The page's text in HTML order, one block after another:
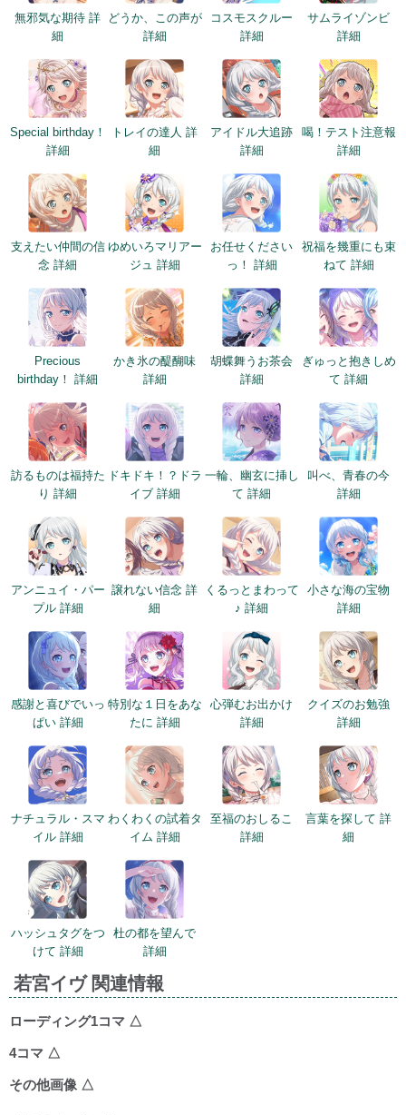
無邪気な期待 詳
細
どうか、この声が
詳細
コスモスクルー
詳細
サムライゾンビ
詳細
Special birthday！
詳細
トレイの達人 詳
細
アイドル大追跡
詳細
喝！テスト注意報
詳細
支えたい仲間の信
念 詳細
ゆめいろマリアー
ジュ 詳細
お任せください
っ！ 詳細
祝福を幾重にも束
ねて 詳細
Precious
birthday！ 詳細
かき氷の醍醐味
詳細
胡蝶舞うお茶会
詳細
ぎゅっと抱きしめ
て 詳細
訪るものは福持た
り 詳細
ドキドキ！？ドラ
イブ 詳細
一輪、幽玄に挿し
て 詳細
叫べ、青春の今
詳細
アンニュイ・パー
プル 詳細
譲れない信念 詳
細
くるっとまわって
♪ 詳細
小さな海の宝物
詳細
感謝と喜びでいっ
ぱい 詳細
特別な１日をあな
たに 詳細
心弾むお出かけ
詳細
クイズのお勉強
詳細
ナチュラル・スマ
イル 詳細
わくわくの試着タ
イム 詳細
至福のおしるこ
詳細
言葉を探して 詳
細
ハッシュタグをつ
けて 詳細
杜の都を望んで
詳細
若宮イヴ 関連情報
ローディング1コマ △
4コマ △
その他画像 △